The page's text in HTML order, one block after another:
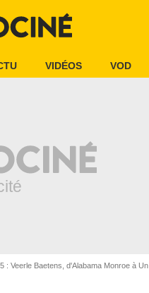
VIDÉOS VOD
: Veerle Baetens, d'Alabama Monroe à